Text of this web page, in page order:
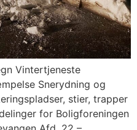
Vintertjeneste
Snerydning og
stier, trapper
for Boligforeningen